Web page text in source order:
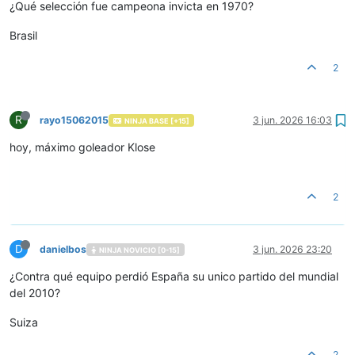
¿Qué selección fue campeona invicta en 1970?
Brasil
2
R rayo15062015 NINJA BASE [+15] 3 jun. 2026 16:03
hoy, máximo goleador Klose
2
D danielbos NINJA NOVICIO [0-15] 3 jun. 2026 23:20
¿Contra qué equipo perdió España su unico partido del mundial
del 2010?
Suiza